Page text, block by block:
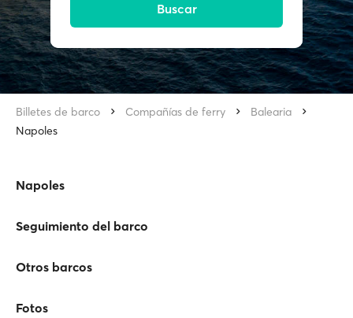
Buscar
Billetes de barco Compañías de ferry
Balearia
Napoles
Napoles
Seguimiento del barco
Otros barcos
Fotos